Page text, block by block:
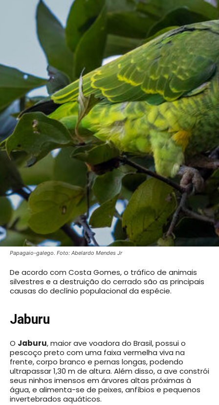
Papagaio-galego. Foto: Abelardo Mendes Jr
De acordo com Costa Gomes, o tráfico de animais
silvestres e a destruição do cerrado são as principais
causas do declínio populacional da espécie.
Jaburu
O Jaburu, maior ave voadora do Brasil, possui o
pescoço preto com uma faixa vermelha viva na
frente, corpo branco e pernas longas, podendo
ultrapassar 1,30 m de altura. Além disso, a ave constrói
seus ninhos imensos em árvores altas próximas à
água, e alimenta-se de peixes, anfíbios e pequenos
invertebrados aquáticos.